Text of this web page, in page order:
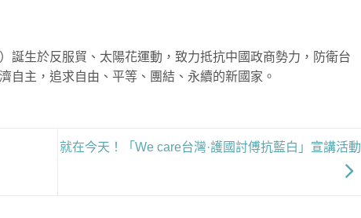
誕生於反服貿、太陽花運動，致力抵抗中國政商勢力，防衛台
自主，追求自由、平等、團結、永續的新國家。
就在今天！「We care台灣·護國討傅抗藍白」宣講活動